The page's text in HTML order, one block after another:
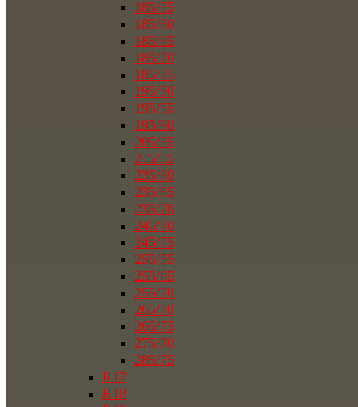
185/55
185/60
185/65
185/70
185/75
195/50
195/55
195/60
205/55
215/55
235/60
235/65
235/70
245/70
245/75
255/55
255/65
255/70
265/70
265/75
275/70
285/75
R17
R18